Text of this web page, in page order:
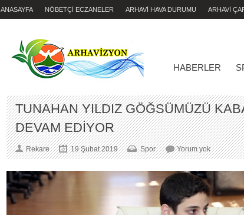
ANASAYFA NÖBETÇİ ECZANELER ARHAVİ HAVA DURUMU ARHAVİ
HABERLER
TUNAHAN YILDIZ GÖĞSÜMÜZÜ
DEVAM EDİYOR
Rekare 19 Şubat 2019 Spor Yorum yokTUNAHAN
YILDIZ
DEVAM
EDİYOR